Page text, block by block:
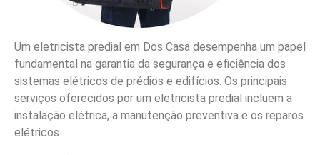
Um eletricista predial em Dos Casa desempenha um papel
fundamental na garantia da segurança e eficiência dos
sistemas elétricos de prédios e edifícios. Os principais
serviços oferecidos por um eletricista predial incluem a
instalação elétrica, a manutenção preventiva e os reparos
elétricos.